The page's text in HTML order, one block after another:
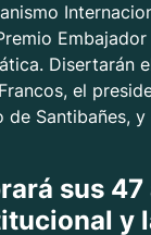
Disertarán
el
de Santibañes,
sus
y